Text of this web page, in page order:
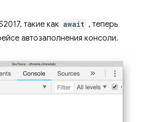
такие как await , теперь
автозаполнения консоли.